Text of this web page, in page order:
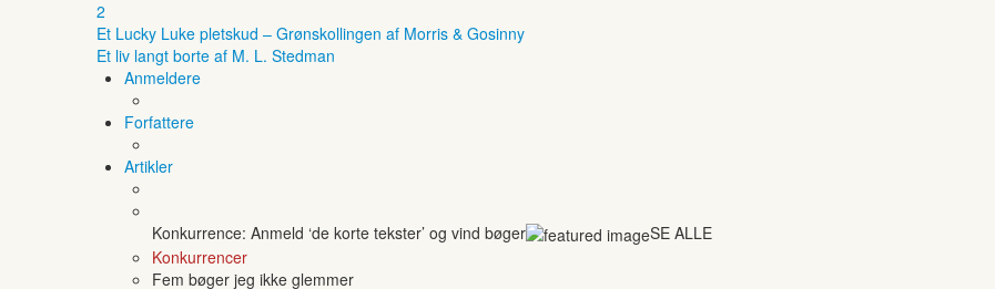
2
Et Lucky Luke pletskud – Grønskollingen af Morris & Gosinny
Et liv langt borte af M. L. Stedman
Anmeldere
Forfattere
Artikler
Konkurrence: Anmeld ‘de korte tekster’ og vind bøger
SE ALLE
Konkurrencer
Fem bøger jeg ikke glemmer